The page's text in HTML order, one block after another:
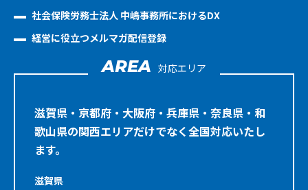
社会保険労務士法人 中嶋事務所におけるDX
経営に役立つメルマガ配信登録
AREA 対応エリア
滋賀県・京都府・大阪府・兵庫県・奈良県・和
歌山県の関西エリアだけでなく全国対応いたし
ます。
滋賀県